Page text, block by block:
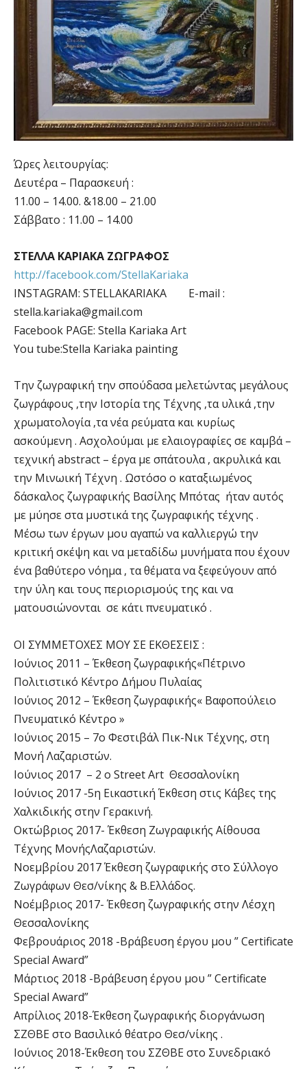
Ώρες λειτουργίας:
Δευτέρα – Παρασκευή :
11.00 – 14.00. &18.00 – 21.00
Σάββατο : 11.00 – 14.00
ΣΤΕΛΛΑ ΚΑΡΙΑΚΑ ΖΩΓΡΑΦΟΣ
http://facebook.com/StellaKariaka
INSTAGRAM: STELLAKARIAKA E-mail :
stella.kariaka@gmail.com
Facebook PAGΕ: Stella Kariaka Art
You tube:Stella Kariaka painting
Την ζωγραφική την σπούδασα μελετώντας μεγάλους
ζωγράφους ,την Ιστορία της Τέχνης ,τα υλικά ,την
χρωματολογία ,τα νέα ρεύματα και κυρίως
ασκούμενη . Ασχολούμαι με ελαιογραφίες σε καμβά –
τεχνική abstract – έργα με σπάτουλα , ακρυλικά και
την Μινωική Τέχνη . Ωστόσο ο καταξιωμένος
δάσκαλος ζωγραφικής Βασίλης Μπότας ήταν αυτός
με μύησε στα μυστικά της ζωγραφικής τέχνης .
Μέσω των έργων μου αγαπώ να καλλιεργώ την
κριτική σκέψη και να μεταδίδω μυνήματα που έχουν
ένα βαθύτερο νόημα , τα θέματα να ξεφεύγουν από
την ύλη και τους περιορισμούς της και να
ματουσιώνονται σε κάτι πνευματικό .
ΟΙ ΣΥΜΜΕΤΟΧΕΣ ΜΟΥ ΣΕ ΕΚΘΕΣΕΙΣ :
Ιούνιος 2011 – Έκθεση ζωγραφικής«Πέτρινο
Πολιτιστικό Κέντρο Δήμου Πυλαίας
Ιούνιος 2012 – Έκθεση ζωγραφικής« Βαφοπούλειο
Πνευματικό Κέντρο »
Ιούνιος 2015 – 7ο Φεστιβάλ Πικ-Νικ Τέχνης, στη
Μονή Λαζαριστών.
Ιούνιος 2017 – 2 ο Street Art Θεσσαλονίκη
Ιούνιος 2017 -5η Εικαστική Έκθεση στις Κάβες της
Χαλκιδικής στην Γερακινή.
Οκτώβριος 2017- Έκθεση Ζωγραφικής Αίθουσα
Τέχνης ΜονήςΛαζαριστών.
Νοεμβρίου 2017 Έκθεση ζωγραφικής στο Σύλλογο
Ζωγράφων Θεσ/νίκης & Β.Ελλάδος.
Νοέμβριος 2017- Έκθεση ζωγραφικής στην Λέσχη
Θεσσαλονίκης
Φεβρουάριος 2018 -Bράβευση έργου μου ” Certificate
Special Award”
Μάρτιος 2018 -Bράβευση έργου μου ” Certificate
Special Award”
Απρίλιος 2018-Έκθεση ζωγραφικής διοργάνωση
ΣΖΘΒΕ στο Βασιλικό θέατρο Θεσ/νίκης .
Ιούνιος 2018-Έκθεση του ΣΖΘΒΕ στο Συνεδριακό